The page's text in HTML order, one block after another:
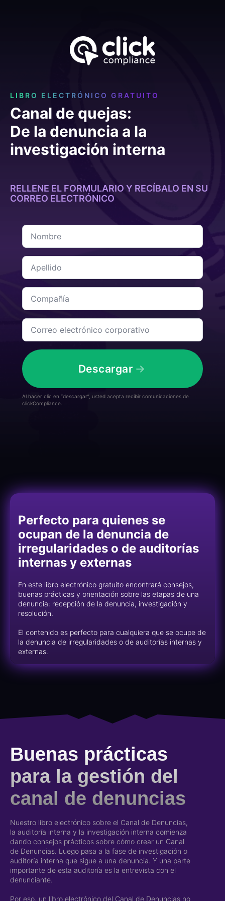
LIBRO ELECTRÓNICO GRATUITO
Canal de quejas:
De la denuncia a la
investigación interna
RELLENE EL FORMULARIO Y RECÍBALO EN SU
CORREO ELECTRÓNICO
Nombre
Apellido
Compañía
Correo
electrónico
corporativo
Descargar
Al hacer clic en “descargar”, usted acepta recibir comunicaciones de
clickCompliance.
Perfecto para quienes se
ocupan de la denuncia de
irregularidades o de auditorías
internas y externas
En este libro electrónico gratuito encontrará consejos,
buenas prácticas y orientación sobre las etapas de una
denuncia: recepción de la denuncia, investigación y
resolución.
El contenido es perfecto para cualquiera que se ocupe de
la denuncia de irregularidades o de auditorías internas y
externas.
Buenas prácticas
para la gestión del
canal de denuncias
Nuestro libro electrónico sobre el Canal de Denuncias,
la auditoría interna y la investigación interna comienza
dando consejos prácticos sobre cómo crear un Canal
de Denuncias. Luego pasa a la fase de investigación o
auditoría interna que sigue a una denuncia. Y una parte
importante de esta auditoría es la entrevista con el
denunciante.
Por eso, un libro electrónico del Canal de Denuncias no